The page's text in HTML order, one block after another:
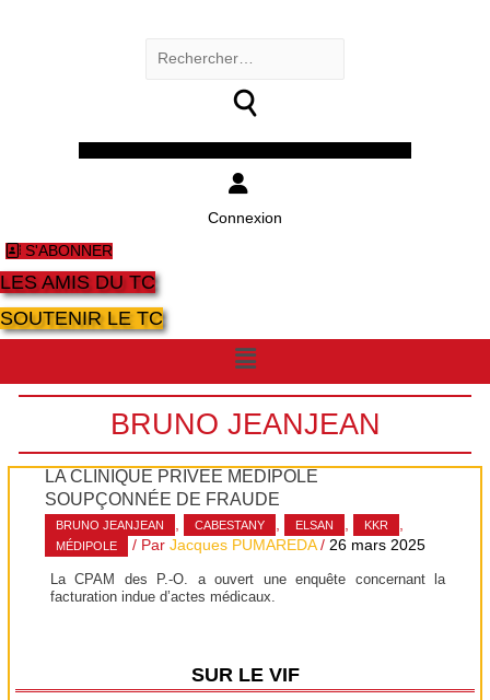
Rechercher :
Connexion
S'ABONNER
LES AMIS DU TC
SOUTENIR LE TC
Menu
BRUNO JEANJEAN
LA CLINIQUE PRIVÉE MÉDIPÔLE
SOUPÇONNÉE DE FRAUDE
BRUNO JEANJEAN , CABESTANY , ELSAN , KKR ,
MÉDIPOLE / ParJacques PUMAREDA /26 mars 2025
La CPAM des P.-O. a ouvert une enquête concernant la
facturation indue d’actes médicaux.
SUR LE VIF